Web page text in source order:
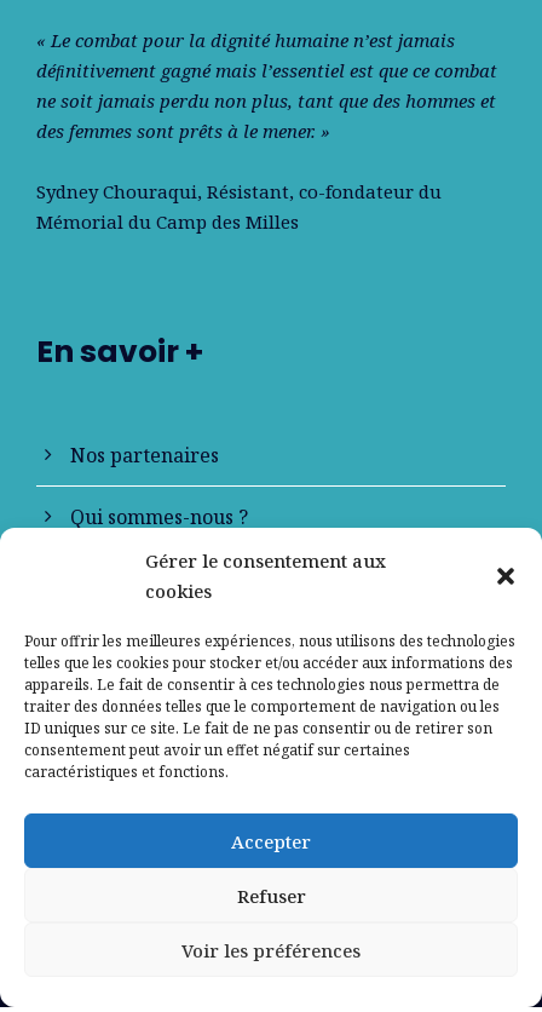
Gérer le consentement aux
cookies
Pour offrir les meilleures expériences, nous utilisons des technologies
telles que les cookies pour stocker et/ou accéder aux informations des
appareils. Le fait de consentir à ces technologies nous permettra de
traiter des données telles que le comportement de navigation ou les
ID uniques sur ce site. Le fait de ne pas consentir ou de retirer son
consentement peut avoir un effet négatif sur certaines
caractéristiques et fonctions.
Accepter
Refuser
Voir les préférences
« Le combat pour la dignité humaine n’est jamais
déﬁnitivement gagné mais l’essentiel est que ce combat
ne soit jamais perdu non plus, tant que des hommes et
des femmes sont prêts à le mener. »
Sydney Chouraqui, Résistant, co-fondateur du
Mémorial du Camp des Milles
En savoir +
Nos partenaires
Qui sommes-nous ?
Contactez-nous
Mentions légales
Politique de confidentialité